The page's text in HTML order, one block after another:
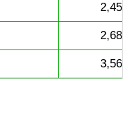
2,45
2,68
3,56